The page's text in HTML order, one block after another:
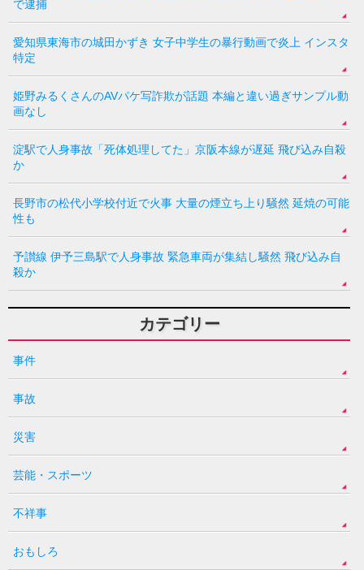
で逮捕
愛知県東海市の城田かずき 女子中学生の暴行動画で炎上 インスタ
特定
姫野みるくさんのAVパケ写詐欺が話題 本編と違い過ぎサンプル動
画なし
淀駅で人身事故「死体処理してた」京阪本線が遅延 飛び込み自殺
か
長野市の松代小学校付近で火事 大量の煙立ち上り騒然 延焼の可能
性も
予讃線 伊予三島駅で人身事故 緊急車両が集結し騒然 飛び込み自
殺か
カテゴリー
事件
事故
災害
芸能・スポーツ
不祥事
おもしろ